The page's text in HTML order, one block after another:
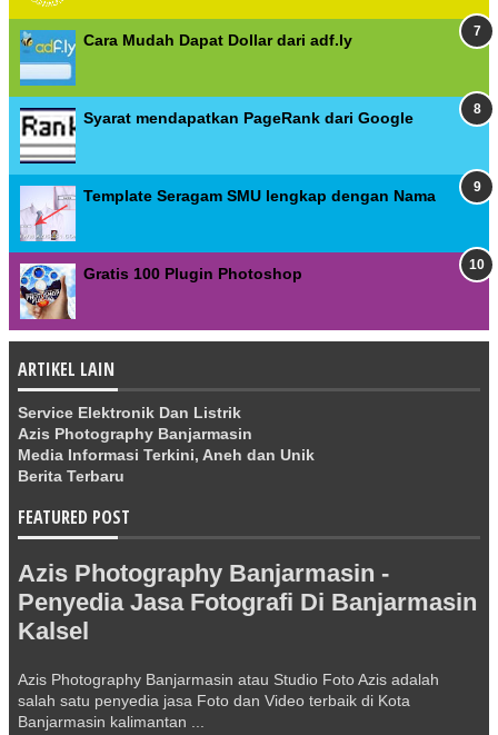
Cara Mudah Dapat Dollar dari adf.ly
Syarat mendapatkan PageRank dari Google
Template Seragam SMU lengkap dengan Nama
Gratis 100 Plugin Photoshop
ARTIKEL LAIN
Service Elektronik Dan Listrik
Azis Photography Banjarmasin
Media Informasi Terkini, Aneh dan Unik
Berita Terbaru
FEATURED POST
Azis Photography Banjarmasin -
Penyedia Jasa Fotografi Di Banjarmasin
Kalsel
Azis Photography Banjarmasin atau Studio Foto Azis adalah
salah satu penyedia jasa Foto dan Video terbaik di Kota
Banjarmasin kalimantan ...